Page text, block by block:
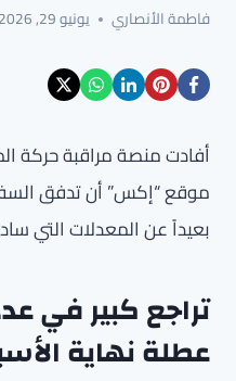
فاطمة الأنصاري يونيو 29, 2026
أفادت منصة مراقبة حركة
موقع “إكس” أن تدفق
بعيداً عن المعدلات التي
تراجع كبير في
عطلة نهاية